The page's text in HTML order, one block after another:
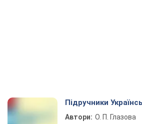
Підручники
Автори: О. П. Глазова